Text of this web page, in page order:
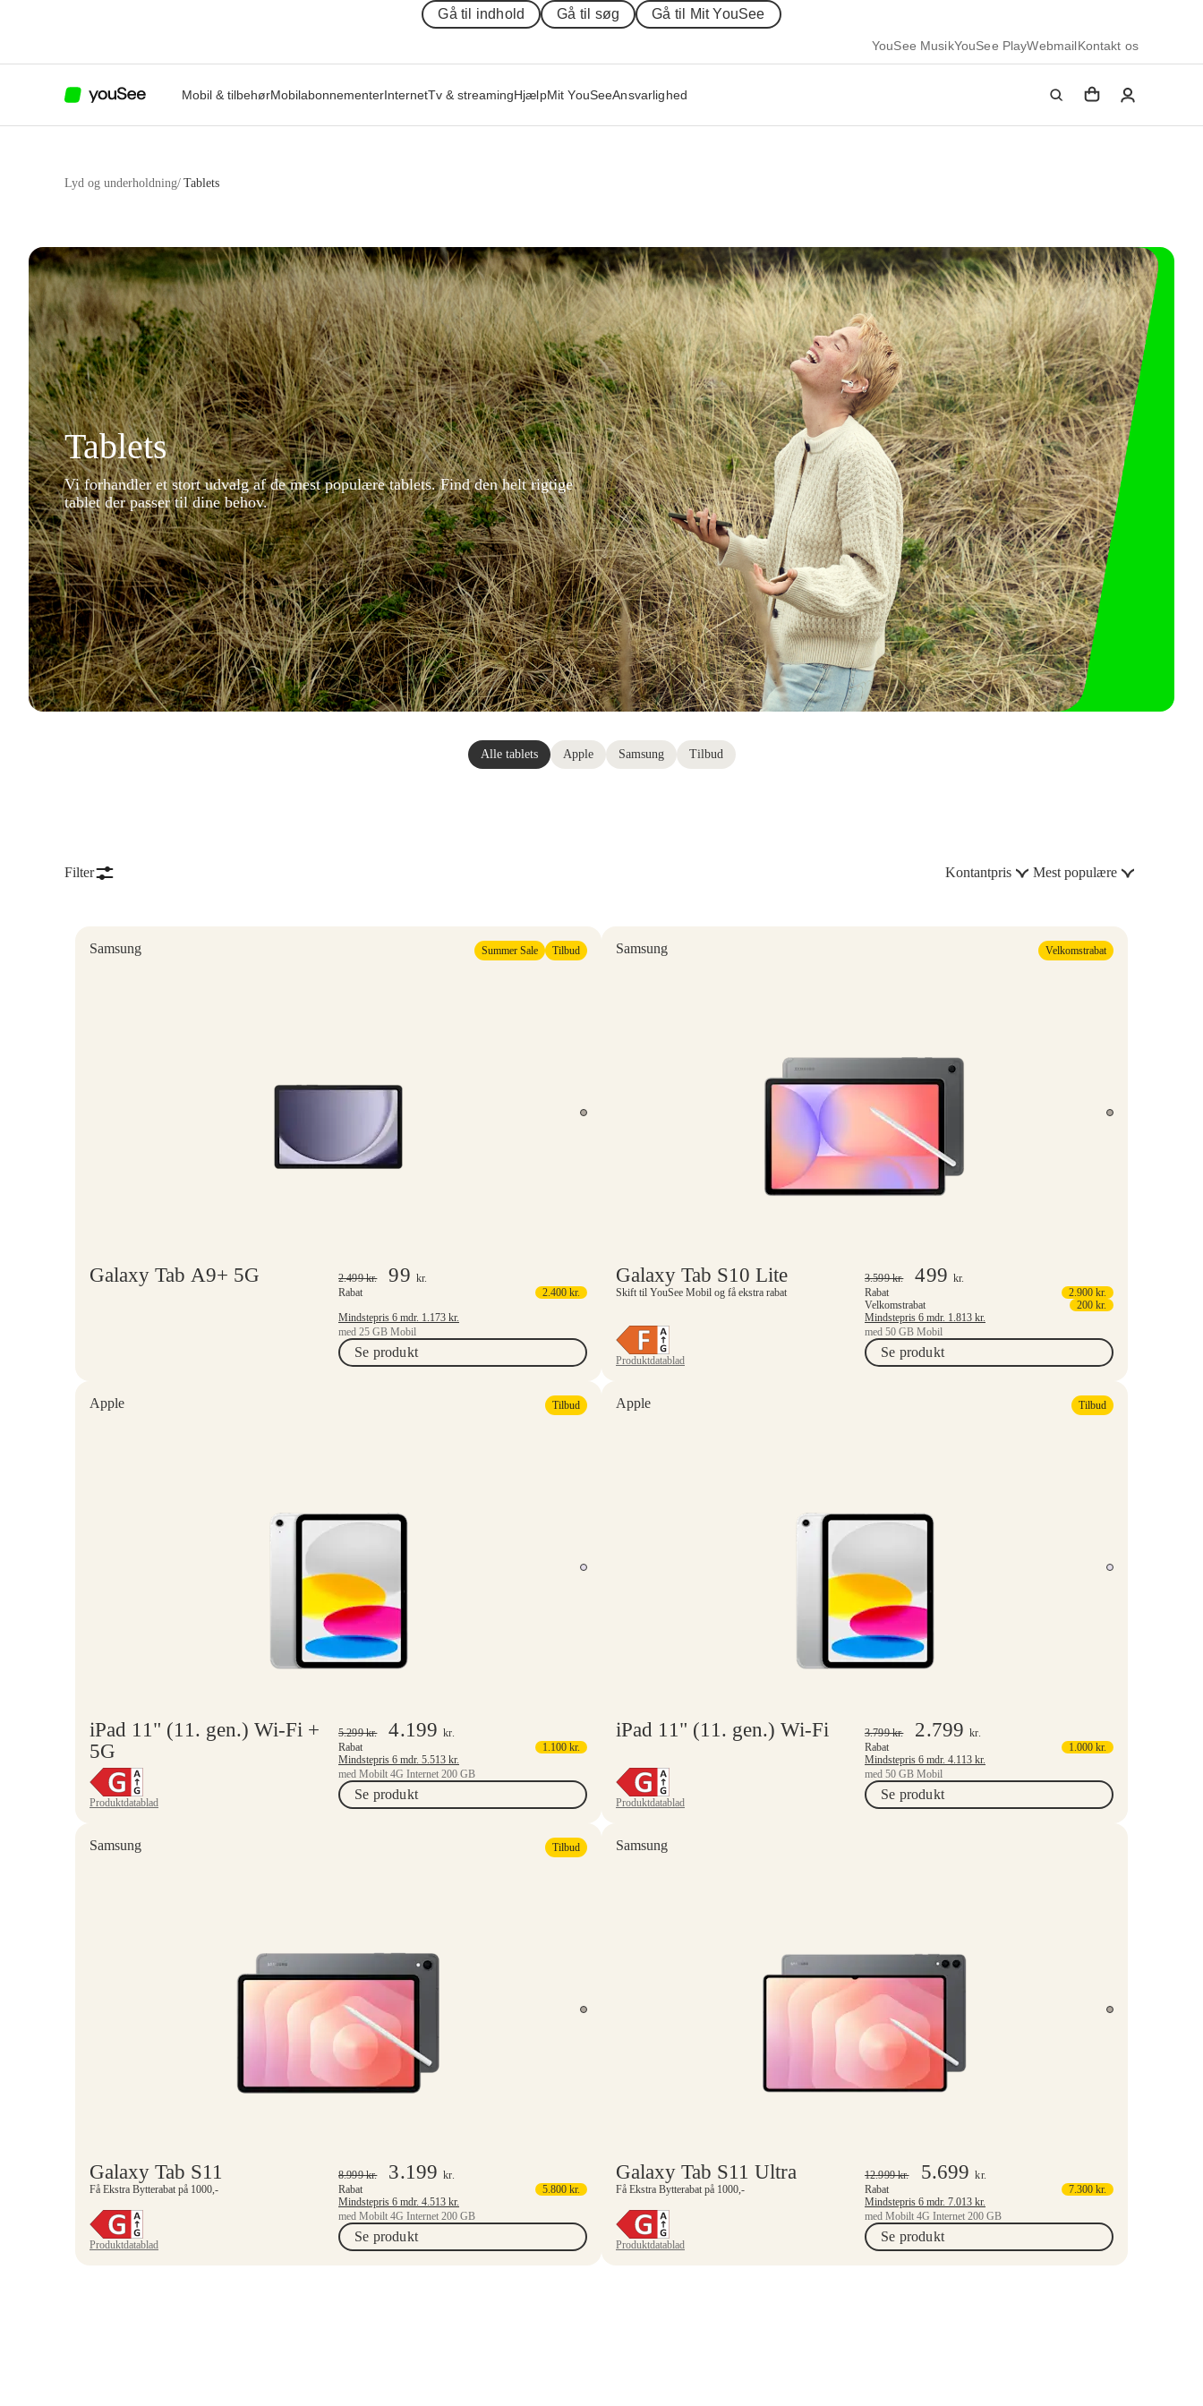
Gå til indhold Gå til søg Gå til Mit YouSee
YouSee MusikYouSee PlayWebmailKontakt os
Mobil & tilbehørMobilabonnementerInternetTv & streamingHjælpMit YouSeeAnsvarlighed
Lyd og underholdning/ Tablets
Tablets
Vi forhandler et stort udvalg af de mest populære tablets. Find den helt rigtige
tablet der passer til dine behov.
Alle tablets Apple Samsung Tilbud
Filter Kontantpris Mest populære
Samsung Summer Sale Tilbud
Galaxy Tab A9+ 5G 2.499kr. 99 kr.
Rabat
2.400 kr.
Mindstepris 6 mdr. 1.173 kr.
med 25 GB Mobil
Se produkt
Samsung Velkomstrabat
Galaxy Tab S10 Lite
Skift til YouSee Mobil og få ekstra rabat
Produktdatablad
3.599kr. 499 kr.
Rabat
2.900 kr.
Velkomstrabat
200 kr.
Mindstepris 6 mdr. 1.813 kr.
med 50 GB Mobil
Se produkt
Apple Tilbud
iPad 11" (11. gen.) Wi-Fi +
5G
Produktdatablad
5.299kr. 4.199kr.
Rabat
1.100 kr.
Mindstepris 6 mdr. 5.513 kr.
med Mobilt 4G Internet 200 GB
Se produkt
Apple Tilbud
iPad 11" (11. gen.) Wi-Fi
Produktdatablad
3.799kr. 2.799kr.
Rabat
1.000 kr.
Mindstepris 6 mdr. 4.113 kr.
med 50 GB Mobil
Se produkt
Samsung Tilbud
Galaxy Tab S11
Få Ekstra Bytterabat på 1000,-
Produktdatablad
8.999kr. 3.199kr.
Rabat
5.800 kr.
Mindstepris 6 mdr. 4.513 kr.
med Mobilt 4G Internet 200 GB
Se produkt
Samsung
Galaxy Tab S11 Ultra
Få Ekstra Bytterabat på 1000,-
Produktdatablad
12.999kr. 5.699kr.
Rabat
7.300 kr.
Mindstepris 6 mdr. 7.013 kr.
med Mobilt 4G Internet 200 GB
Se produkt